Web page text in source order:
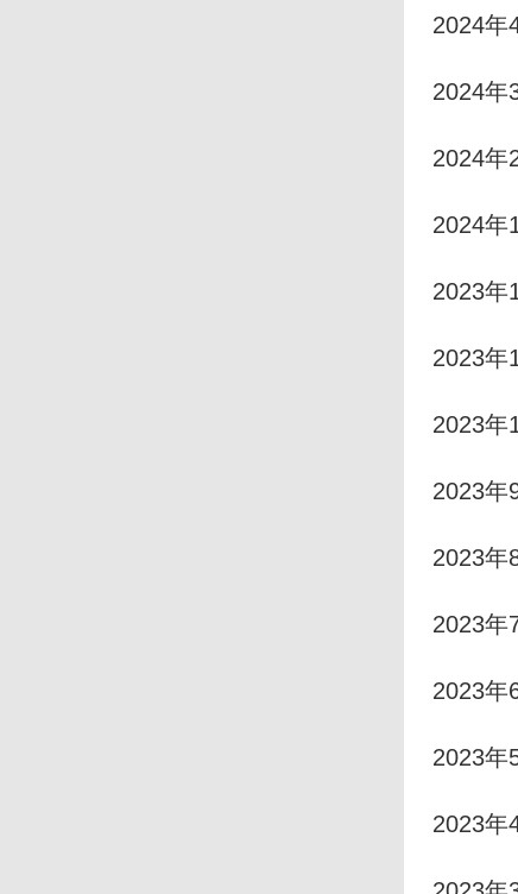
2024年
2024年
2024年
2024年
2023年
2023年
2023年
2023年
2023年
2023年
2023年
2023年
2023年